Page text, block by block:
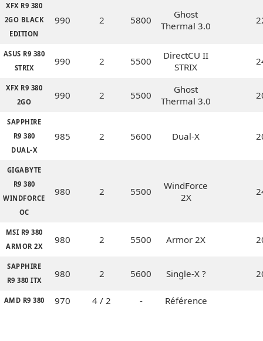
XFX R9 380
2GO BLACK
EDITION
990 2 5800
Ghost
Thermal 3.0
ASUS R9 380
STRIX
990 2 5500
DirectCU II
STRIX
XFX R9 380
2GO
990 2 5500
Ghost
Thermal 3.0
SAPPHIRE
R9 380
DUAL-X
985 2 5600 Dual-X
GIGABYTE
R9 380
WINDFORCE
OC
980 2 5500
WindForce
2X
MSI R9 380
ARMOR 2X
980 2 5500 Armor 2X
SAPPHIRE
R9 380 ITX
980 2 5600 Single-X ?
AMD R9 380 970 4 / 2 - Référence